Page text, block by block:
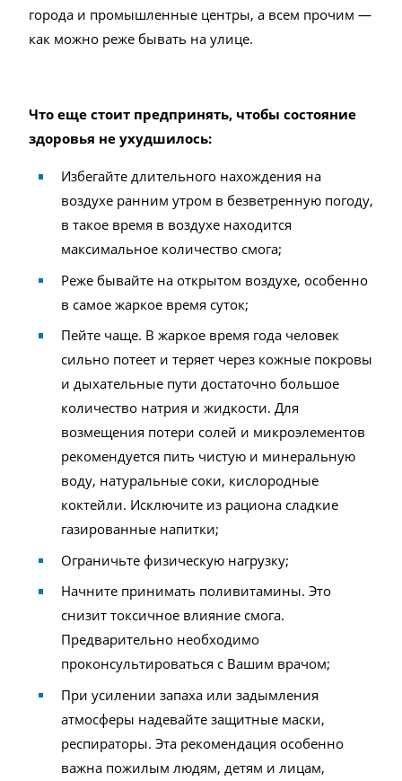
города и промышленные центры, а всем прочим —
как можно реже бывать на улице.
Что еще стоит предпринять, чтобы состояние
здоровья не ухудшилось:
Избегайте длительного нахождения на
воздухе ранним утром в безветренную погоду,
в такое время в воздухе находится
максимальное количество смога;
Реже бывайте на открытом воздухе, особенно
в самое жаркое время суток;
Пейте чаще. В жаркое время года человек
сильно потеет и теряет через кожные покровы
и дыхательные пути достаточно большое
количество натрия и жидкости. Для
возмещения потери солей и микроэлементов
рекомендуется пить чистую и минеральную
воду, натуральные соки, кислородные
коктейли. Исключите из рациона сладкие
газированные напитки;
Ограничьте физическую нагрузку;
Начните принимать поливитамины. Это
снизит токсичное влияние смога.
Предварительно необходимо
проконсультироваться с Вашим врачом;
При усилении запаха или задымления
атмосферы надевайте защитные маски,
респираторы. Эта рекомендация особенно
важна пожилым людям, детям и лицам,